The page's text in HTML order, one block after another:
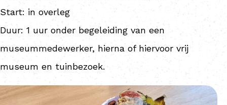
Start: in overleg
Duur: 1 uur onder begeleiding van een
museummedewerker, hierna of hiervoor vrij
museum en tuinbezoek.